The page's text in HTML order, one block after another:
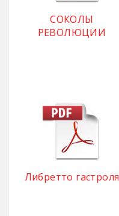
СОКОЛЫ
РЕВОЛЮЦИИ
Либретто гастроля